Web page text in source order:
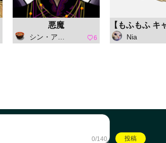
悪魔
シン・アスカセラ 6 Nia
0/140